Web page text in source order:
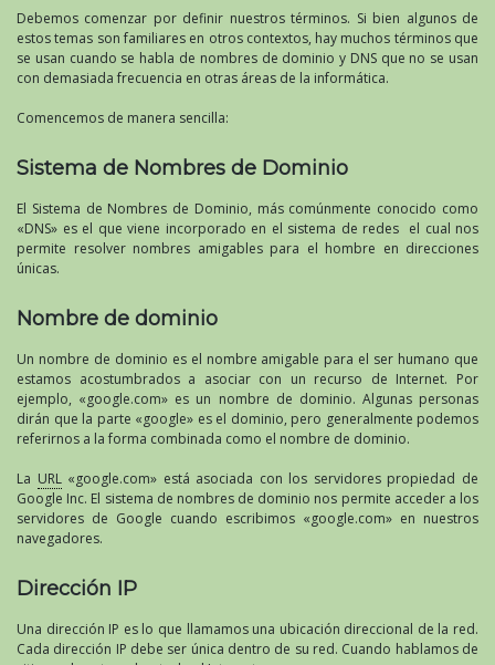
Debemos comenzar por definir nuestros términos. Si bien algunos de
estos temas son familiares en otros contextos, hay muchos términos que
se usan cuando se habla de nombres de dominio y DNS que no se usan
con demasiada frecuencia en otras áreas de la informática.
Comencemos de manera sencilla:
Sistema de Nombres de Dominio
El Sistema de Nombres de Dominio, más comúnmente conocido como
«DNS» es el que viene incorporado en el sistema de redes el cual nos
permite resolver nombres amigables para el hombre en direcciones
únicas.
Nombre de dominio
Un nombre de dominio es el nombre amigable para el ser humano que
estamos acostumbrados a asociar con un recurso de Internet. Por
ejemplo, «google.com» es un nombre de dominio. Algunas personas
dirán que la parte «google» es el dominio, pero generalmente podemos
referirnos a la forma combinada como el nombre de dominio.
La URL«google.com» está asociada con los servidores propiedad de
Google Inc. El sistema de nombres de dominio nos permite acceder a los
servidores de Google cuando escribimos «google.com» en nuestros
navegadores.
Dirección IP
Una dirección IP es lo que llamamos una ubicación direccional de la red.
Cada dirección IP debe ser única dentro de su red. Cuando hablamos de